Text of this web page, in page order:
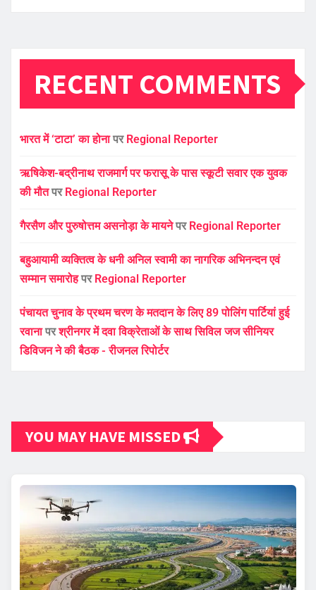
RECENT COMMENTS
भारत में ‘टाटा’ का होनापर Regional Reporter
ऋषिकेश-बद्रीनाथ राजमार्ग पर फरासू के पास स्कूटी सवार एक युवक
की मौतपर Regional Reporter
गैरसैण और पुरुषोत्तम असनोड़ा के मायनेपर Regional Reporter
बहुआयामी व्यक्तित्व के धनी अनिल स्वामी का नागरिक अभिनन्दन एवं
सम्मान समारोहपर Regional Reporter
पंचायत चुनाव के प्रथम चरण के मतदान के लिए 89 पोलिंग पार्टियां हुई
रवानापरश्रीनगर में दवा विक्रेताओं के साथ सिविल जज सीनियर
डिविजन ने की बैठक - रीजनल रिपोर्टर
YOU MAY HAVE MISSED